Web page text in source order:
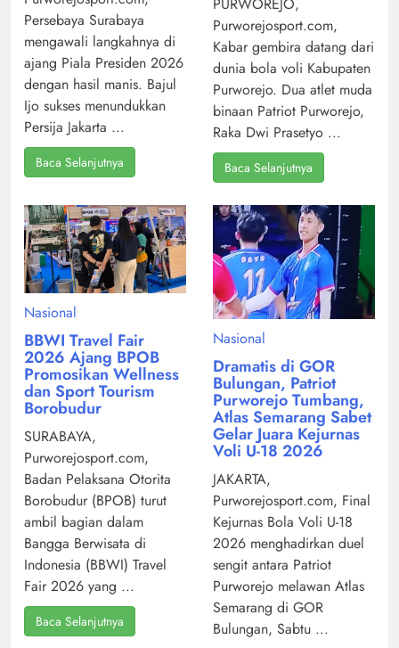
Persebaya Surabaya
mengawali langkahnya di
ajang Piala Presiden 2026
dengan hasil manis. Bajul
Ijo sukses menundukkan
Persija Jakarta ...
Baca Selanjutnya
Purworejosport.com,
Kabar gembira datang dari
dunia bola voli Kabupaten
Purworejo. Dua atlet muda
binaan Patriot Purworejo,
Raka Dwi Prasetyo ...
Baca Selanjutnya
Nasional
BBWI Travel Fair
2026 Ajang BPOB
Promosikan Wellness
dan Sport Tourism
Borobudur
SURABAYA,
Purworejosport.com,
Badan Pelaksana Otorita
Borobudur (BPOB) turut
ambil bagian dalam
Bangga Berwisata di
Indonesia (BBWI) Travel
Fair 2026 yang ...
Baca Selanjutnya
Nasional
Dramatis di GOR
Bulungan, Patriot
Purworejo Tumbang,
Atlas Semarang Sabet
Gelar Juara Kejurnas
Voli U-18 2026
JAKARTA,
Purworejosport.com, Final
Kejurnas Bola Voli U-18
2026 menghadirkan duel
sengit antara Patriot
Purworejo melawan Atlas
Semarang di GOR
Bulungan, Sabtu ...